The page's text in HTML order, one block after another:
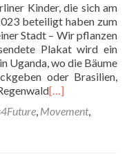
Kinder, die sich am
beteiligt haben zum
Stadt – Wir pflanzen
Plakat wird ein
Uganda, wo die Bäume
oder Brasilien,
[…]
, Movement,